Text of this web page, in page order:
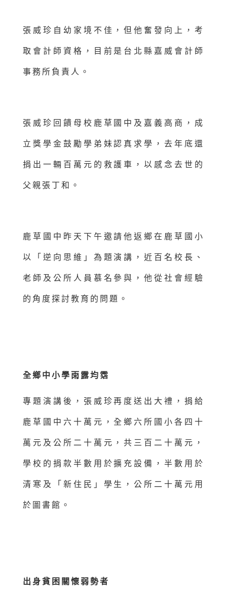
張威珍自幼家境不佳，但他奮發向上，考
取會計師資格，目前是台北縣嘉威會計師
事務所負責人。
張威珍回饋母校鹿草國中及嘉義高商，成
立獎學金鼓勵學弟妹認真求學，去年底還
捐出一輛百萬元的救護車，以感念去世的
父親張丁和。
鹿草國中昨天下午邀請他返鄉在鹿草國小
以「逆向思維」為題演講，近百名校長、
老師及公所人員慕名參與，他從社會經驗
的角度探討教育的問題。
全鄉中小學雨露均霑
專題演講後，張威珍再度送出大禮，捐給
鹿草國中六十萬元，全鄉六所國小各四十
萬元及公所二十萬元，共三百二十萬元，
學校的捐款半數用於擴充設備，半數用於
清寒及「新住民」學生，公所二十萬元用
於圖書館。
出身貧困關懷弱勢者